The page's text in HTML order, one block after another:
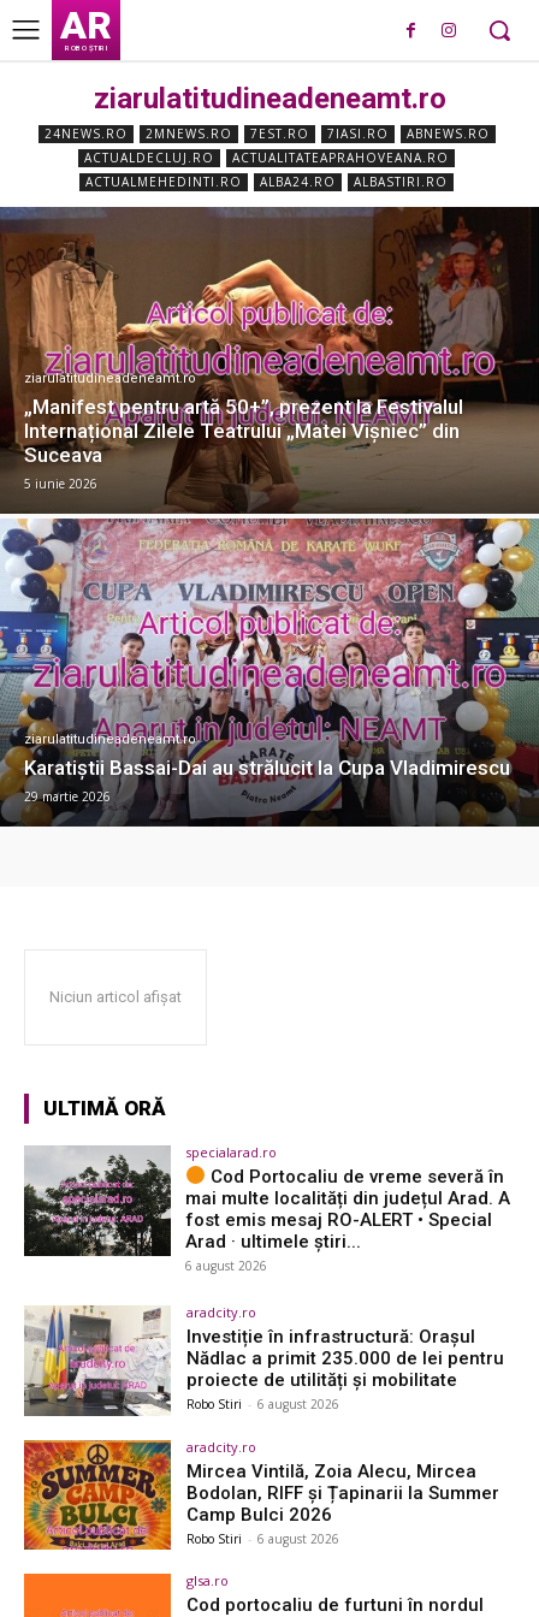
AR
ROBO ȘTIRI
ziarulatitudineadeneamt.ro
24NEWS.RO 2MNEWS.RO 7EST.RO 7IASI.RO
ABNEWS.RO
ACTUALDECLUJ.RO
ACTUALITATEAPRAHOVEANA.RO
ACTUALMEHEDINTI.RO
ALBA24.RO ALBASTIRI.RO
ziarulatitudineadeneamt.ro
„Manifest pentru artă 50+”, prezent la Festivalul
Internațional Zilele Teatrului „Matei Vișniec” din
Suceava
5 iunie 2026
ziarulatitudineadeneamt.ro
Karatiștii Bassai-Dai au strălucit la Cupa Vladimirescu
29 martie 2026
Niciun articol afișat
ULTIMĂ ORĂ
specialarad.ro
Cod Portocaliu de vreme severă în
mai multe localități din județul Arad. A
fost emis mesaj RO-ALERT • Special
Arad · ultimele știri...
6 august 2026
aradcity.ro
Investiție în infrastructură: Orașul
Nădlac a primit 235.000 de lei pentru
proiecte de utilități și mobilitate
Robo Stiri - 6 august 2026
aradcity.ro
Mircea Vintilă, Zoia Alecu, Mircea
Bodolan, RIFF și Țapinarii la Summer
Camp Bulci 2026
Robo Stiri - 6 august 2026
glsa.ro
Cod portocaliu de furtuni în nordul